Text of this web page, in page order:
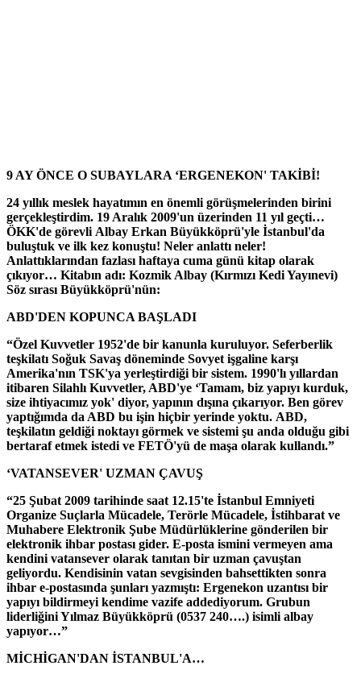
9 AY ÖNCE O SUBAYLARA ‘ERGENEKON' TAKİBİ!
24 yıllık meslek hayatımın en önemli görüşmelerinden birini
gerçekleştirdim. 19 Aralık 2009'un üzerinden 11 yıl geçti…
ÖKK'de görevli Albay Erkan Büyükköprü'yle İstanbul'da
buluştuk ve ilk kez konuştu! Neler anlattı neler!
Anlattıklarından fazlası haftaya cuma günü kitap olarak
çıkıyor… Kitabın adı: Kozmik Albay (Kırmızı Kedi Yayınevi)
Söz sırası Büyükköprü'nün:
ABD'DEN KOPUNCA BAŞLADI
“Özel Kuvvetler 1952'de bir kanunla kuruluyor. Seferberlik
teşkilatı Soğuk Savaş döneminde Sovyet işgaline karşı
Amerika'nın TSK'ya yerleştirdiği bir sistem. 1990'lı yıllardan
itibaren Silahlı Kuvvetler, ABD'ye ‘Tamam, biz yapıyı kurduk,
size ihtiyacımız yok' diyor, yapının dışına çıkarıyor. Ben görev
yaptığımda da ABD bu işin hiçbir yerinde yoktu. ABD,
teşkilatın geldiği noktayı görmek ve sistemi şu anda olduğu gibi
bertaraf etmek istedi ve FETÖ'yü de maşa olarak kullandı.”
‘VATANSEVER' UZMAN ÇAVUŞ
“25 Şubat 2009 tarihinde saat 12.15'te İstanbul Emniyeti
Organize Suçlarla Mücadele, Terörle Mücadele, İstihbarat ve
Muhabere Elektronik Şube Müdürlüklerine gönderilen bir
elektronik ihbar postası gider. E-posta ismini vermeyen ama
kendini vatansever olarak tanıtan bir uzman çavuştan
geliyordu. Kendisinin vatan sevgisinden bahsettikten sonra
ihbar e-postasında şunları yazmıştı: Ergenekon uzantısı bir
yapıyı bildirmeyi kendime vazife addediyorum. Grubun
liderliğini Yılmaz Büyükköprü (0537 240….) isimli albay
yapıyor…”
MİCHİGAN'DAN İSTANBUL'A…